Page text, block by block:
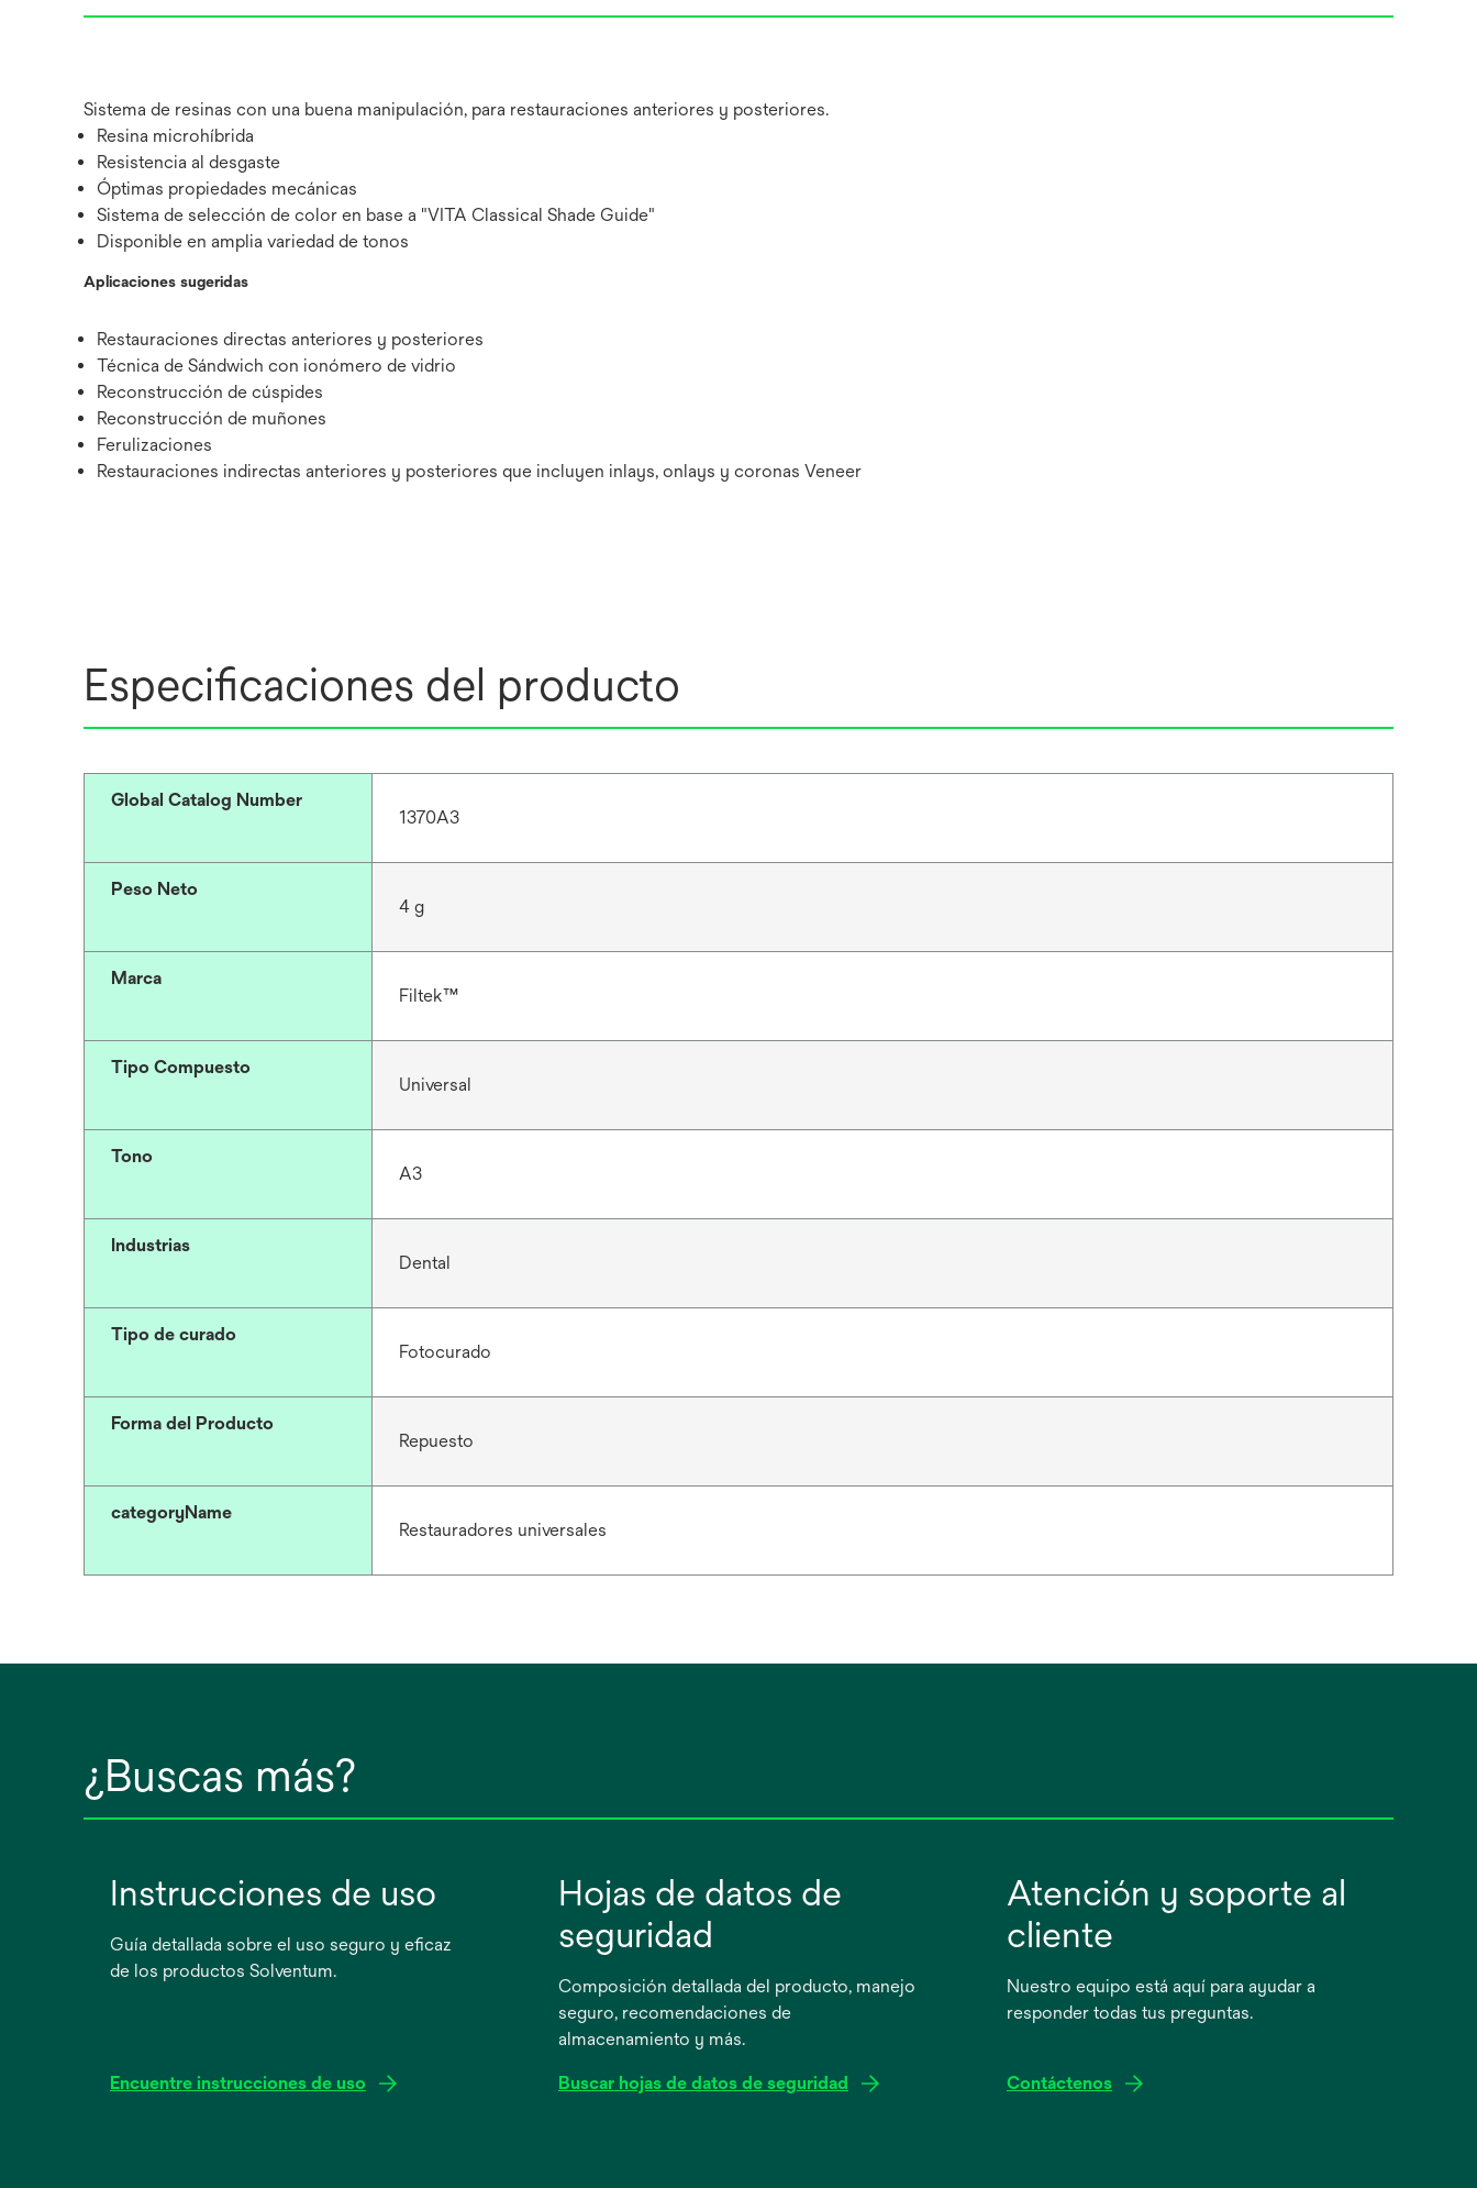
Sistema de resinas con una buena manipulación, para restauraciones anteriores y posteriores.
Resina microhíbrida
Resistencia al desgaste
Óptimas propiedades mecánicas
Sistema de selección de color en base a "VITA Classical Shade Guide"
Disponible en amplia variedad de tonos
Aplicaciones sugeridas
Restauraciones directas anteriores y posteriores
Técnica de Sándwich con ionómero de vidrio
Reconstrucción de cúspides
Reconstrucción de muñones
Ferulizaciones
Restauraciones indirectas anteriores y posteriores que incluyen inlays, onlays y coronas Veneer
Especificaciones del producto
Global Catalog Number
1370A3
Peso Neto
4 g
Marca
Filtek™
Tipo Compuesto
Universal
Tono
A3
Industrias
Dental
Tipo de curado
Fotocurado
Forma del Producto
Repuesto
categoryName
Restauradores universales
¿Buscas más?
Instrucciones de uso
Guía detallada sobre el uso seguro y eficaz
de los productos Solventum.
Encuentre instrucciones de uso
Hojas de datos de
seguridad
Composición detallada del producto, manejo
seguro, recomendaciones de
almacenamiento y más.
Buscar hojas de datos de seguridad
Atención y soporte al
cliente
Nuestro equipo está aquí para ayudar a
responder todas tus preguntas.
Contáctenos